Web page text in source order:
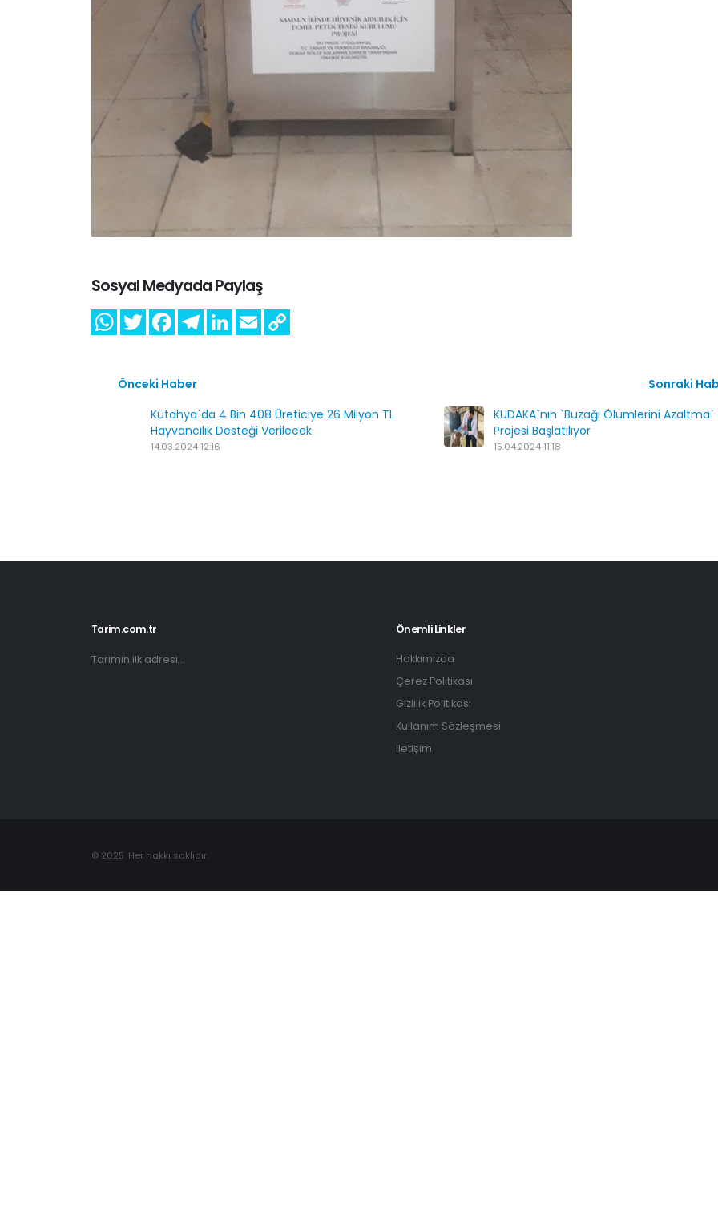
Sosyal Medyada Paylaş
Önceki Haber
Kütahya`da 4 Bin 408 Üreticiye 26 Milyon TL
Hayvancılık Desteği Verilecek
14.03.2024 12:16
Sonraki
KUDAKA`nın `Buzağı Ölümlerini Azaltma`
Projesi Başlatılıyor
15.04.2024 11:18
Tarim.com.tr
Tarımın ilk adresi...
Önemli Linkler
Hakkımızda
Çerez Politikası
Gizlilik Politikası
Kullanım Sözleşmesi
İletişim
© 2025. Her hakkı saklıdır.